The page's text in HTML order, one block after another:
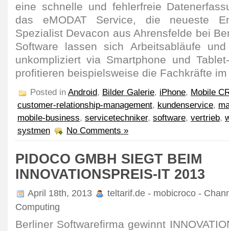
eine schnelle und fehlerfreie
das eMODAT Service, die neueste
Spezialist Devacon aus Ahrensfelde bei
Software lassen sich Arbeitsabläufe und
unkompliziert via Smartphone und
profitieren beispielsweise die Fachkräfte
Posted in Android, Bilder Galerie, iPhone, Mobile
customer-relationship-management, kundenservice,
mobile-business, servicetechniker, software, vertrieb,
systmen
No Comments »
PIDOCO GMBH SIEGT BEIM
INNOVATIONSPREIS-IT 2013
April 18th, 2013
teltarif.de - mobicroco -
Computing
Berliner Softwarefirma gewinnt